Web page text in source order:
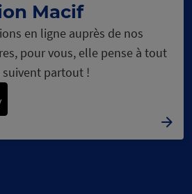
Macif
en ligne auprès de nos
pour vous, elle pense à tout
suivent partout !